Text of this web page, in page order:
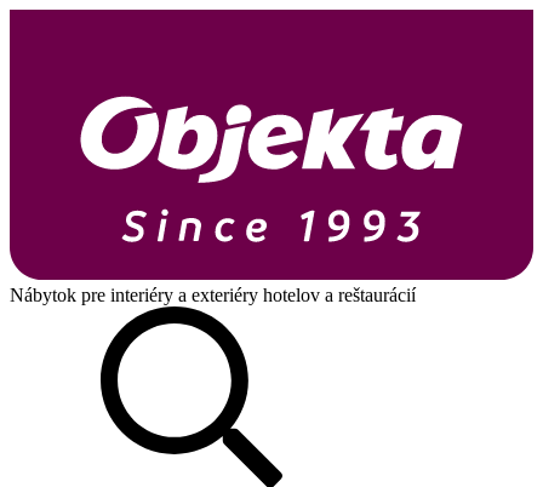
Nábytok pre interiéry a exteriéry hotelov a reštaurácií